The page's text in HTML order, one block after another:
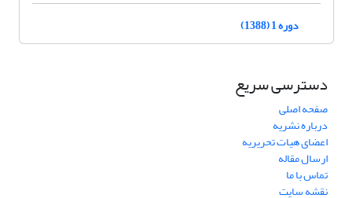
دوره 1 (1388)
دسترسی سریع
صفحه اصلی
درباره نشریه
اعضای هیات تحریریه
ارسال مقاله
تماس با ما
نقشه سایت